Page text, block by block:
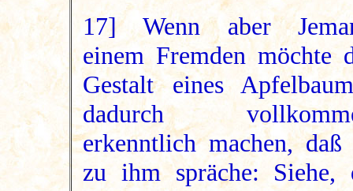
17] Wenn aber
einem Fremden möchte
Gestalt eines
dadurch
erkenntlich machen, daß
zu ihm spräche: Siehe,